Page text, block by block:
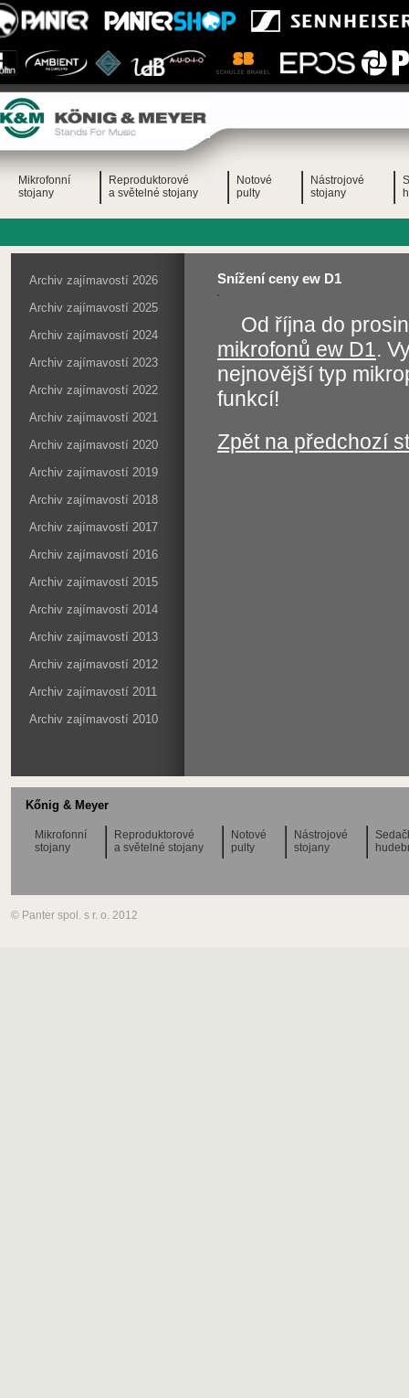
Archiv zajímavostí 2026
Archiv zajímavostí 2025
Archiv zajímavostí 2024
Archiv zajímavostí 2023
Archiv zajímavostí 2022
Archiv zajímavostí 2021
Archiv zajímavostí 2020
Archiv zajímavostí 2019
Archiv zajímavostí 2018
Archiv zajímavostí 2017
Archiv zajímavostí 2016
Archiv zajímavostí 2015
Archiv zajímavostí 2014
Archiv zajímavostí 2013
Archiv zajímavostí 2012
Archiv zajímavostí 2011
Archiv zajímavostí 2010
Snížení ceny ew D1
Od října do
mikrofonů ew D1.
nejnovější typ
funkcí!
Zpět na předchozí
Mikrofonní
stojany
Reproduktorové
a světelné stojany
Notové
pulty
Nástrojové
stojany
Kőnig & Meyer
Mikrofonní
stojany
Reproduktorové
a světelné stojany
Notové
pulty
Nástrojové
stojany
© Panter spol. s r. o. 2012